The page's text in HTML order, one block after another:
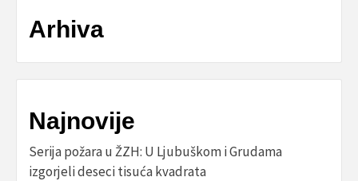
Arhiva
Najnovije
Serija požara u ŽZH: U Ljubuškom i Grudama
izgorjeli deseci tisuća kvadrata